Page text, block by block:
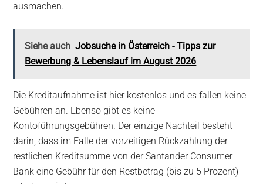
ausmachen.
Siehe auch Jobsuche in Österreich - Tipps zur
Bewerbung & Lebenslauf im August 2026
Die Kreditaufnahme ist hier kostenlos und es fallen keine
Gebühren an. Ebenso gibt es keine
Kontoführungsgebühren. Der einzige Nachteil besteht
darin, dass im Falle der vorzeitigen Rückzahlung der
restlichen Kreditsumme von der Santander Consumer
Bank eine Gebühr für den Restbetrag (bis zu 5 Prozent)